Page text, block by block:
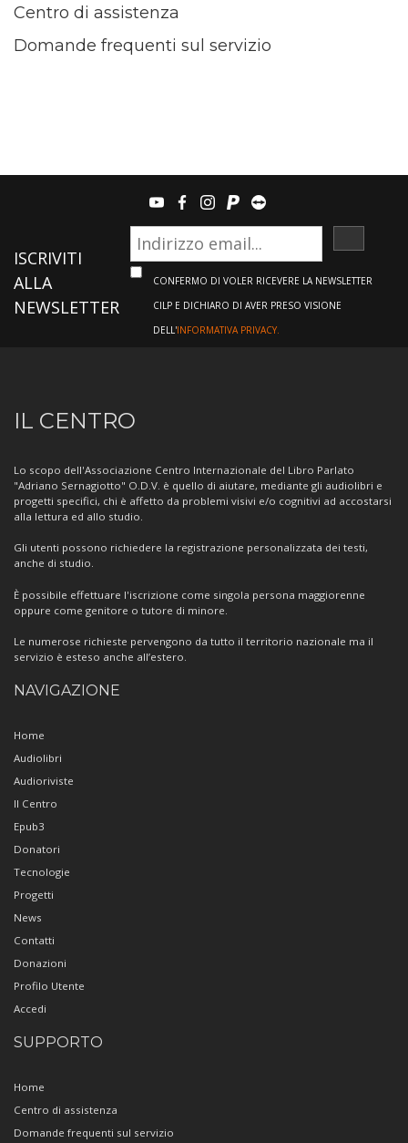
Centro di assistenza
Domande frequenti sul servizio
youtubefacebook
instagram
paypalteamviewer
ISCRIVITI
ALLA
NEWSLETTER
CONFERMO DI VOLER RICEVERE LA NEWSLETTER
CILP E DICHIARO DI AVER PRESO VISIONE
DELL'INFORMATIVA PRIVACY.
Informazioni
sul
Centro
IL CENTRO
Lo scopo dell'Associazione Centro Internazionale del Libro Parlato
"Adriano Sernagiotto" O.D.V. è quello di aiutare, mediante gli audiolibri e
progetti specifici, chi è affetto da problemi visivi e/o cognitivi ad accostarsi
alla lettura ed allo studio.
Gli utenti possono richiedere la registrazione personalizzata dei testi,
anche di studio.
È possibile effettuare l'iscrizione come singola persona maggiorenne
oppure come genitore o tutore di minore.
Le numerose richieste pervengono da tutto il territorio nazionale ma il
servizio è esteso anche all’estero.
NAVIGAZIONE
Home
Audiolibri
Audioriviste
Il Centro
Epub3
Donatori
Tecnologie
Progetti
News
Contatti
Donazioni
Profilo Utente
Accedi
SUPPORTO
Home
Centro di assistenza
Domande frequenti sul servizio